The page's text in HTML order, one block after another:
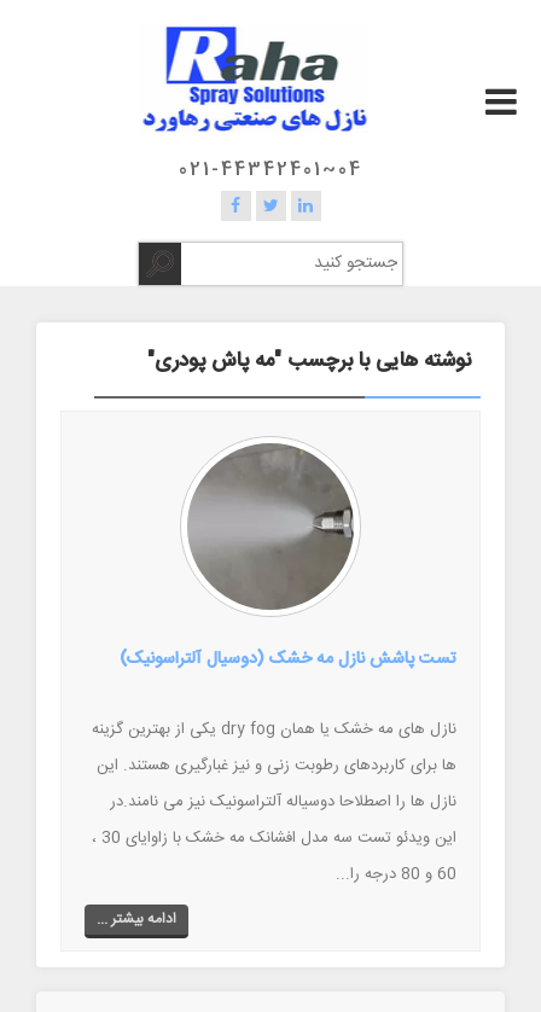
04~021-44342401
نوشته هایی با برچسب "مه پاش پودری"
تست پاشش نازل مه خشک (دوسیال آلتراسونیک)
نازل های مه خشک یا همان dry fog یکی از بهترین گزینه
ها برای کاربردهای رطوبت زنی و نیز غبارگیری هستند. این
نازل ها را اصطلاحا دوسیاله آلتراسونیک نیز می نامند.در
این ویدئو تست سه مدل افشانک مه خشک با زاوایای 30 ،
60 و 80 درجه را...
ادامه بیشتر ...